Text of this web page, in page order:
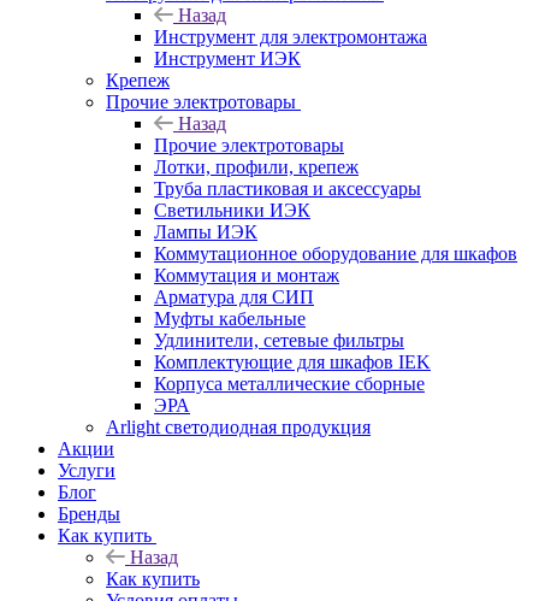
Назад
Инструмент для электромонтажа
Инструмент ИЭК
Крепеж
Прочие электротовары
Назад
Прочие электротовары
Лотки, профили, крепеж
Труба пластиковая и аксессуары
Светильники ИЭК
Лампы ИЭК
Коммутационное оборудование для шкафов
Коммутация и монтаж
Арматура для СИП
Муфты кабельные
Удлинители, сетевые фильтры
Комплектующие для шкафов IEK
Корпуса металлические сборные
ЭРА
Arlight светодиодная продукция
Акции
Услуги
Блог
Бренды
Как купить
Назад
Как купить